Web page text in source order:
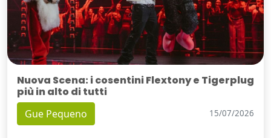
Nuova Scena: i cosentini Flextony e Tigerplug
più in alto di tutti
Gue Pequeno 15/07/2026